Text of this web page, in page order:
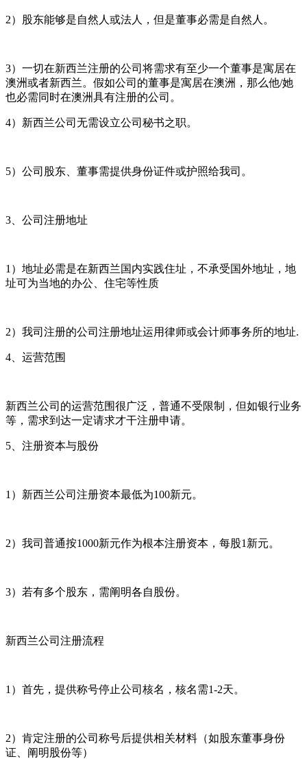
2）股东能够是自然人或法人，但是董事必需是自然人。
3）一切在新西兰注册的公司将需求有至少一个董事是寓居在
澳洲或者新西兰。假如公司的董事是寓居在澳洲，那么他/她
也必需同时在澳洲具有注册的公司。
4）新西兰公司无需设立公司秘书之职。
5）公司股东、董事需提供身份证件或护照给我司。
3、公司注册地址
1）地址必需是在新西兰国内实践住址，不承受国外地址，地
址可为当地的办公、住宅等性质
2）我司注册的公司注册地址运用律师或会计师事务所的地址.
4、运营范围
新西兰公司的运营范围很广泛，普通不受限制，但如银行业务
等，需求到达一定请求才干注册申请。
5、注册资本与股份
1）新西兰公司注册资本最低为100新元。
2）我司普通按1000新元作为根本注册资本，每股1新元。
3）若有多个股东，需阐明各自股份。
新西兰公司注册流程
1）首先，提供称号停止公司核名，核名需1-2天。
2）肯定注册的公司称号后提供相关材料（如股东董事身份
证、阐明股份等）